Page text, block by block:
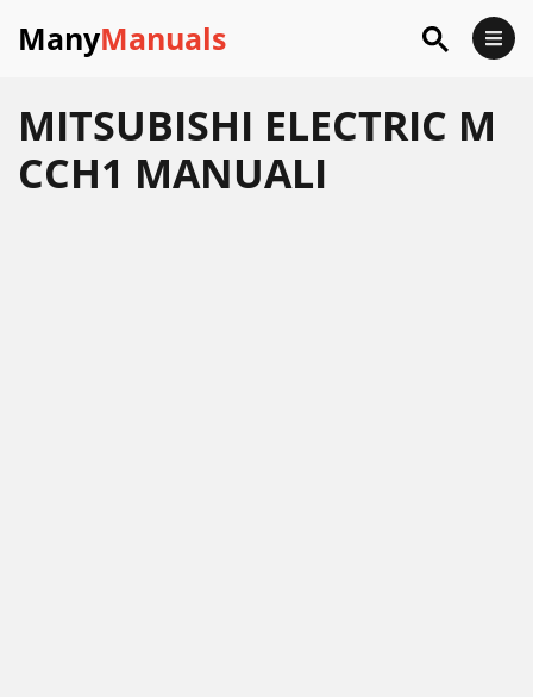
ManyManuals
MITSUBISHI ELECTRIC M
CCH1 MANUALI